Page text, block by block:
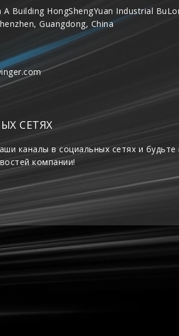
A Building HongShengYuan Industrial
Guangdong, China
СЕТЯХ
каналы в социальных сетях и будьте
компании!